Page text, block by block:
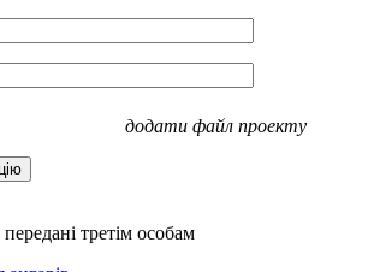
додати файл проекту
третім особам